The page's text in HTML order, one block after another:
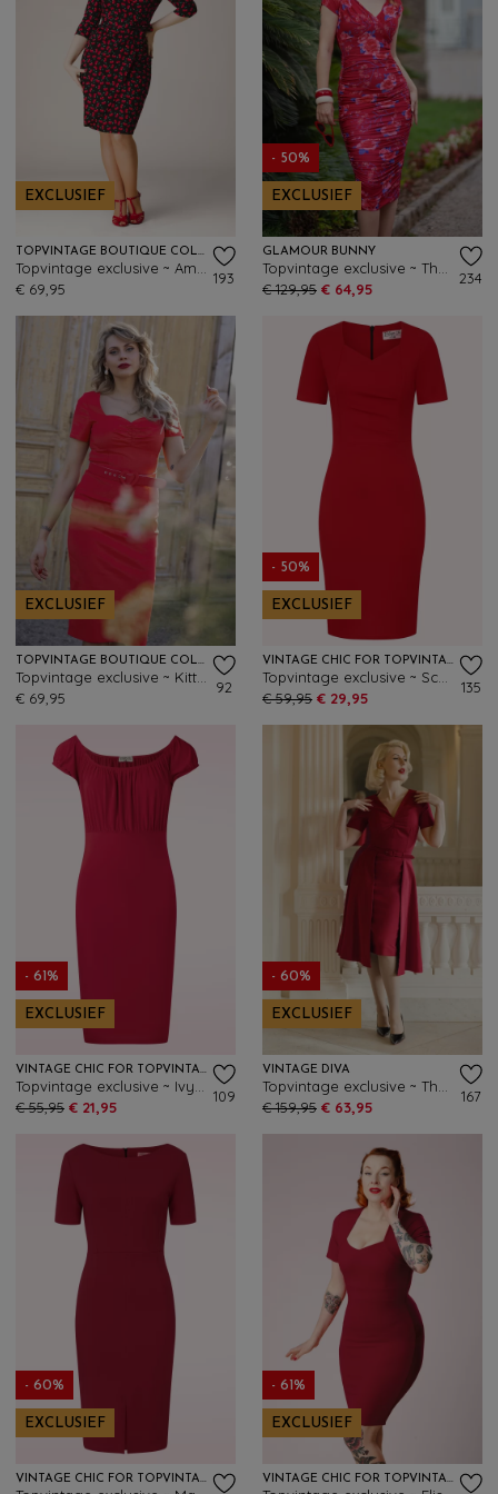
EXCLUSIEF
TOPVINTAGE BOUTIQUE COLLECTION
€ 69,95
193
- 50%
EXCLUSIEF
GLAMOUR BUNNY
€ 129,95 € 64,95
234
EXCLUSIEF
TOPVINTAGE BOUTIQUE COLLECTION
€ 69,95
92
- 50%
EXCLUSIEF
VINTAGE CHIC FOR TOPVINTAGE
€ 59,95 € 29,95
135
- 61%
EXCLUSIEF
VINTAGE CHIC FOR TOPVINTAGE
€ 55,95 € 21,95
109
- 60%
EXCLUSIEF
VINTAGE DIVA
€ 159,95 € 63,95
167
- 60%
EXCLUSIEF
VINTAGE CHIC FOR TOPVINTAGE
- 61%
EXCLUSIEF
VINTAGE CHIC FOR TOPVINTAGE